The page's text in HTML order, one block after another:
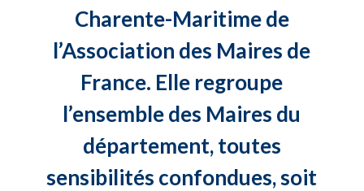
Charente-Maritime de
l’Association des Maires de
France. Elle regroupe
l’ensemble des Maires du
département, toutes
sensibilités confondues, soit